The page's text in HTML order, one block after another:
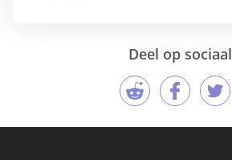
Deel op sociaal